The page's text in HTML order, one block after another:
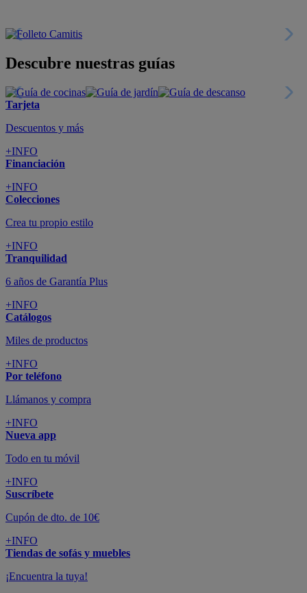
Descubre nuestras guías
Tarjeta
Descuentos y más
+INFO
Financiación
+INFO
Colecciones
Crea tu propio estilo
+INFO
Tranquilidad
6 años de Garantía Plus
+INFO
Catálogos
Miles de productos
+INFO
Por teléfono
Llámanos y compra
+INFO
Nueva app
Todo en tu móvil
+INFO
Suscríbete
Cupón de dto. de 10€
+INFO
Tiendas de sofás y muebles
¡Encuentra la tuya!